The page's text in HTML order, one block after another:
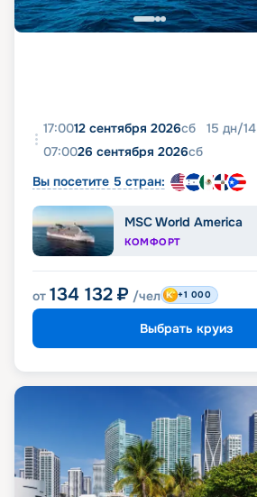
17:0012 сентября 2026сб 15 дн/14
07:0026 сентября 2026сб
Вы посетите 5 стран:
MSC World America
КОМФОРТ
от 134 132 ₽ /чел +1 000
Выбрать круиз